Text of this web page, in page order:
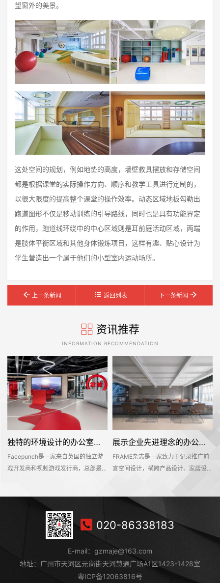
望窗外的美景。
这处空间的规划，例如地垫的高度，墙壁教具摆放和存储空间
都是根据课堂的实际操作方向、顺序和教学工具进行定制的，
以很大限度的提高整个课堂的操作效率。动态区域地板勾勒出
跑道图形不仅是移动训练的引导路线，同时也是具有功能界定
的作用，跑道线环绕中的中心区域则是耳前庭活动区域，两端
是肢体平衡区域和其他身体锻炼项目，这样有趣、贴心设计为
学生营造出一个属于他们的小型室内运动场所。
上一条新闻 返回列表 下一条新闻
资讯推荐
INFORMATION RECOMMENDATION
独特的环境设计的办公室装修空间是怎样打造的——Facepunch
Facepunch是一家来自英国的独立游
戏开发商和视频游戏发行商，总部是位
所有员工的社交活动中心，同时也能够
对外接待公众，让明天呢参观和探索纪
念产品和相关商品。这个独特的地方有
着丰富的场景、游戏和社交空间，可以
吸引员工和访客想要进入其中一探究竟
展示企业先进理念的办公室装修设计空间是怎样的——FRAME
FRAME杂志是一家致力于记录推广前
言空间设计，横跨产品设计、家居设
是一个工作环境，也是一个企业理念的
平台。该项目位于深业上城商区，可直
达莲花山和笔架山公园，呈现出独具一
020-86338183
E-mail：gzmaje@163.com
地址：广州市天河区元岗街天河慧通广场A1区1423-1428室
粤ICP备12063816号